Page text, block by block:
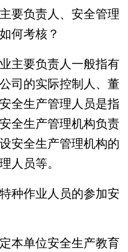
负责人、安全管理
何考核？
要负责人一般指有
司的实际控制人、董
全生产管理人员是指
全生产管理机构负责
安全生产管理机构的
人员等。
作业人员的参加安
单位安全生产教育